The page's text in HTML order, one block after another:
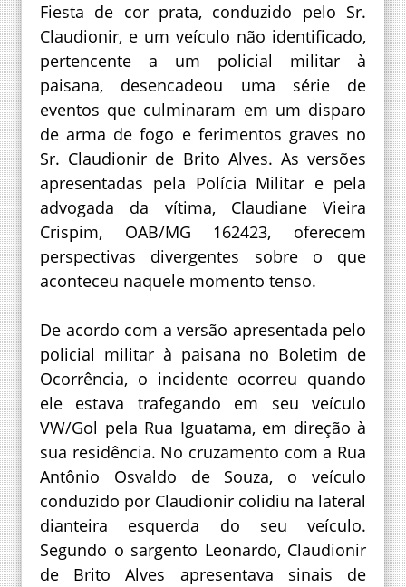
Fiesta de cor prata, conduzido pelo Sr.
Claudionir, e um veículo não identificado,
pertencente a um policial militar à
paisana, desencadeou uma série de
eventos que culminaram em um disparo
de arma de fogo e ferimentos graves no
Sr. Claudionir de Brito Alves. As versões
apresentadas pela Polícia Militar e pela
advogada da vítima, Claudiane Vieira
Crispim, OAB/MG 162423, oferecem
perspectivas divergentes sobre o que
aconteceu naquele momento tenso.
De acordo com a versão apresentada pelo
policial militar à paisana no Boletim de
Ocorrência, o incidente ocorreu quando
ele estava trafegando em seu veículo
VW/Gol pela Rua Iguatama, em direção à
sua residência. No cruzamento com a Rua
Antônio Osvaldo de Souza, o veículo
conduzido por Claudionir colidiu na lateral
dianteira esquerda do seu veículo.
Segundo o sargento Leonardo, Claudionir
de Brito Alves apresentava sinais de